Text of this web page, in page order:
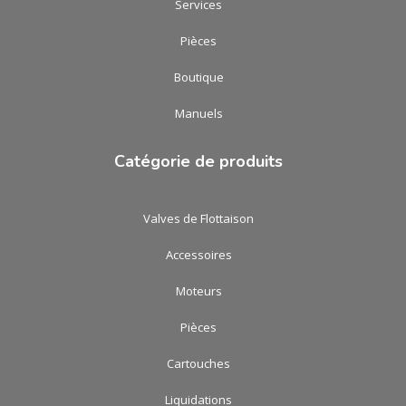
Services
Pièces
Boutique
Manuels
Catégorie de produits
Valves de Flottaison
Accessoires
Moteurs
Pièces
Cartouches
Liquidations